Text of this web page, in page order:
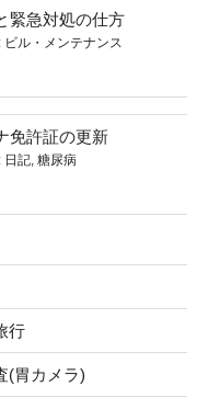
緊急対処の仕方
ビル・メンテナンス
免許証の更新
日記 糖尿病
行
(胃カメラ)